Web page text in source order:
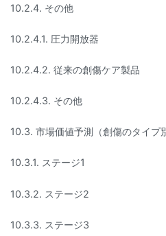
10.2.4. その他
10.2.4.1. 圧力開放器
10.2.4.2. 従来の創傷ケア製品
10.2.4.3. その他
10.3. 市場価値予測（創傷のタイ
10.3.1. ステージ1
10.3.2. ステージ2
10.3.3. ステージ3